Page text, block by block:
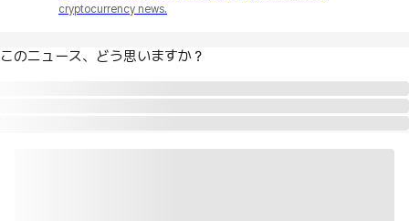
cryptocurrency news.
このニュース、どう思いますか？